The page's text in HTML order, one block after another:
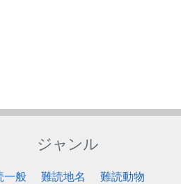
ジャンル
一般 難読地名
難読動物